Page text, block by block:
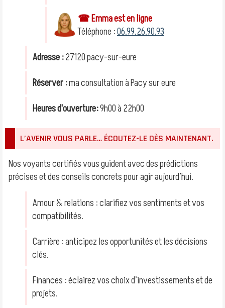
☎ Emma est en ligne
Téléphone :06.99.26.90.93
Adresse :27120 pacy-sur-eure
Réserver :ma consultation à Pacy sur eure
Heures d'ouverture:9h00 à 22h00
L’AVENIR VOUS PARLE… ÉCOUTEZ-LE DÈS MAINTENANT.
Nos voyants certifiés vous guident avec des prédictions
précises et des conseils concrets pour agir aujourd’hui.
Amour & relations : clarifiez vos sentiments et vos
compatibilités.
Carrière : anticipez les opportunités et les décisions
clés.
Finances : éclairez vos choix d’investissements et de
projets.